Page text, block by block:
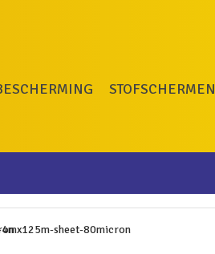
STOFSCHERMEN